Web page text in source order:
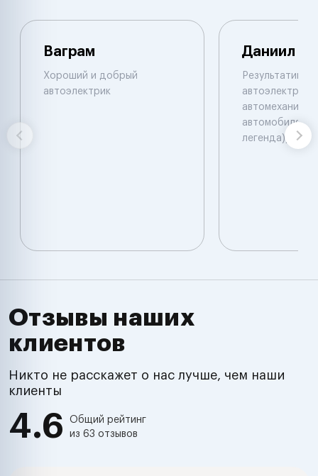
Ваграм
Хороший и добрый
автоэлектрик
Даниил
автоэлектрик и
автомеханик
автомобилям.
легенда))
Отзывы наших
клиентов
Никто не расскажет о нас лучше, чем наши
клиенты
4.6
Общий рейтинг
из 63 отзывов